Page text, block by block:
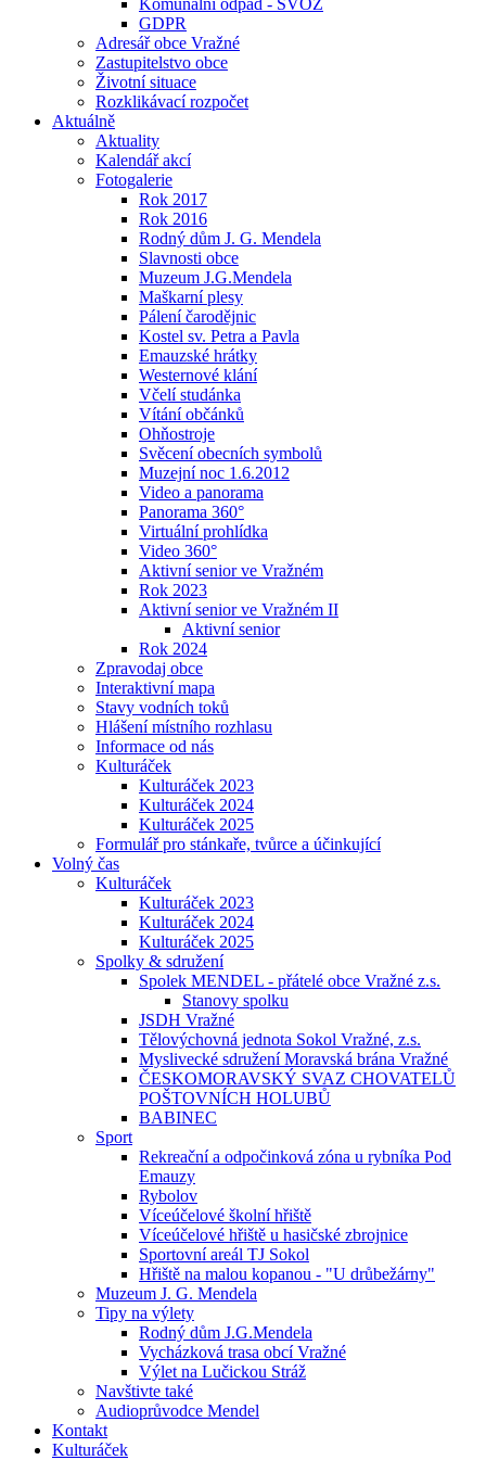
Komunální odpad - SVOZ
GDPR
Adresář obce Vražné
Zastupitelstvo obce
Životní situace
Rozklikávací rozpočet
Aktuálně
Aktuality
Kalendář akcí
Fotogalerie
Rok 2017
Rok 2016
Rodný dům J. G. Mendela
Slavnosti obce
Muzeum J.G.Mendela
Maškarní plesy
Pálení čarodějnic
Kostel sv. Petra a Pavla
Emauzské hrátky
Westernové klání
Včelí studánka
Vítání občánků
Ohňostroje
Svěcení obecních symbolů
Muzejní noc 1.6.2012
Video a panorama
Panorama 360°
Virtuální prohlídka
Video 360°
Aktivní senior ve Vražném
Rok 2023
Aktivní senior ve Vražném II
Aktivní senior
Rok 2024
Zpravodaj obce
Interaktivní mapa
Stavy vodních toků
Hlášení místního rozhlasu
Informace od nás
Kulturáček
Kulturáček 2023
Kulturáček 2024
Kulturáček 2025
Formulář pro stánkaře, tvůrce a účinkující
Volný čas
Kulturáček
Kulturáček 2023
Kulturáček 2024
Kulturáček 2025
Spolky & sdružení
Spolek MENDEL - přátelé obce Vražné z.s.
Stanovy spolku
JSDH Vražné
Tělovýchovná jednota Sokol Vražné, z.s.
Myslivecké sdružení Moravská brána Vražné
ČESKOMORAVSKÝ SVAZ CHOVATELŮ
POŠTOVNÍCH HOLUBŮ
BABINEC
Sport
Rekreační a odpočinková zóna u rybníka Pod
Emauzy
Rybolov
Víceúčelové školní hřiště
Víceúčelové hřiště u hasičské zbrojnice
Sportovní areál TJ Sokol
Hřiště na malou kopanou - "U drůbežárny"
Muzeum J. G. Mendela
Tipy na výlety
Rodný dům J.G.Mendela
Vycházková trasa obcí Vražné
Výlet na Lučickou Stráž
Navštivte také
Audioprůvodce Mendel
Kontakt
Kulturáček